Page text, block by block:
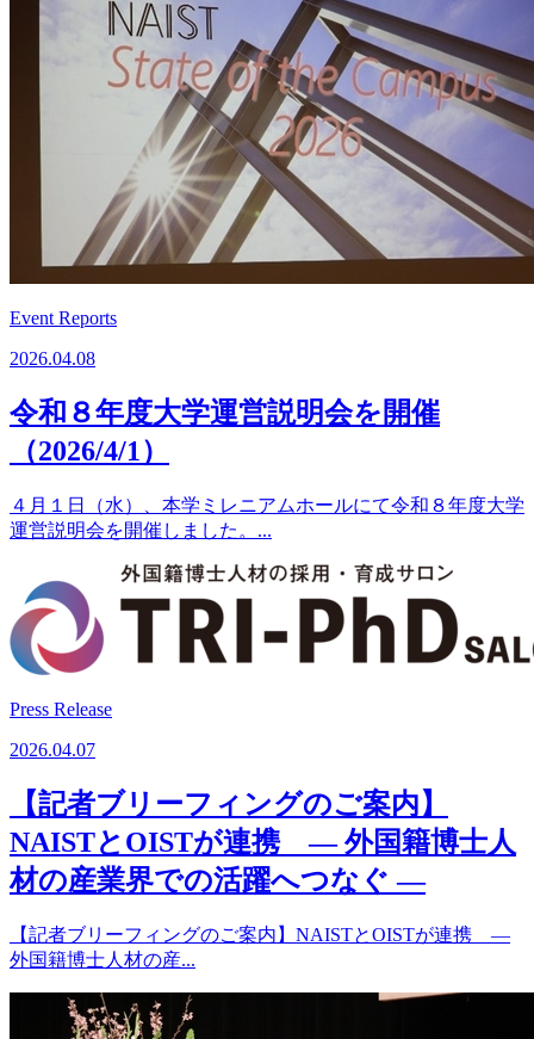
Event Reports
2026.04.08
令和８年度大学運営説明会を開催
（2026/4/1）
４月１日（水）、本学ミレニアムホールにて令和８年度大学
運営説明会を開催しました。...
Press Release
2026.04.07
【記者ブリーフィングのご案内】
NAISTとOISTが連携 ― 外国籍博士人
材の産業界での活躍へつなぐ ―
【記者ブリーフィングのご案内】NAISTとOISTが連携 ―
外国籍博士人材の産...